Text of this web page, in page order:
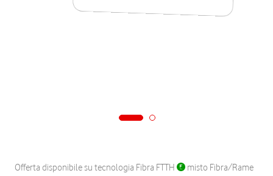
Offerta disponibile su tecnologia Fibra FTTH
misto Fibra/Rame